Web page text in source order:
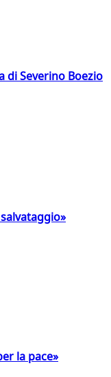
di Severino Boezio
la pace»